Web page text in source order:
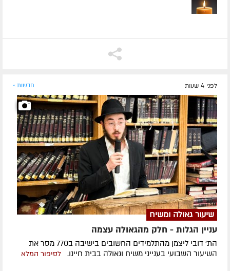
לפני 4 שעות חדשות »
שיעור גאולה ומשיח
עניין הגלות - חלק מהגאולה עצמה
הת' דובי ליצמן מהתלמידים החשובים בישיבה ב770 מסר את
השיעור השבועי בענייני משיח וגאולה בבית חיינו. לסיפור המלא